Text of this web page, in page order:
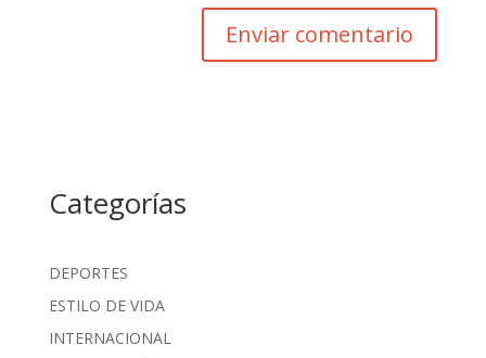
Categorías
DEPORTES
ESTILO DE VIDA
INTERNACIONAL